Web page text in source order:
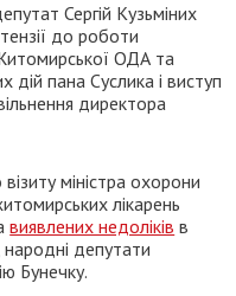
Сергій Кузьміних
до роботи
ОДА та
пана Суслика і виступ
директора
міністра охорони
лікарень
виявлених недоліків в
народні депутати
Бунечку.